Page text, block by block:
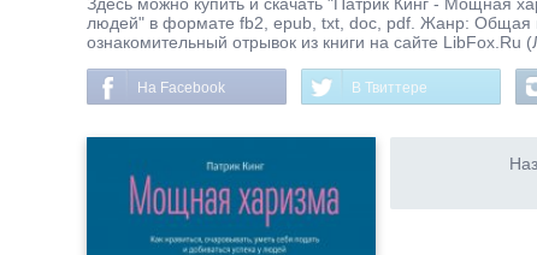
людей" в формате fb2, epub, txt, doc, pdf. Жанр: Общая
ознакомительный отрывок из книги на сайте LibFox.Ru
На Facebook В Твиттере